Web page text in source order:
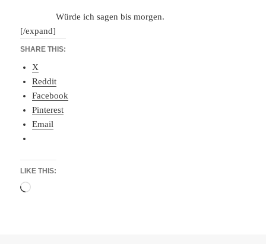
Würde ich sagen bis morgen.
[/expand]
SHARE THIS:
X
Reddit
Facebook
Pinterest
Email
LIKE THIS:
Loading…